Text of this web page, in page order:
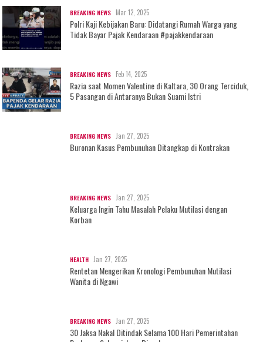
BREAKING NEWS Mar 12, 2025
Polri Kaji Kebijakan Baru: Didatangi Rumah Warga yang
Tidak Bayar Pajak Kendaraan #pajakkendaraan
BREAKING NEWS Feb 14, 2025
Razia saat Momen Valentine di Kaltara, 30 Orang Terciduk,
5 Pasangan di Antaranya Bukan Suami Istri
BREAKING NEWS Jan 27, 2025
Buronan Kasus Pembunuhan Ditangkap di Kontrakan
BREAKING NEWS Jan 27, 2025
Keluarga Ingin Tahu Masalah Pelaku Mutilasi dengan
Korban
HEALTH Jan 27, 2025
Rentetan Mengerikan Kronologi Pembunuhan Mutilasi
Wanita di Ngawi
BREAKING NEWS Jan 27, 2025
30 Jaksa Nakal Ditindak Selama 100 Hari Pemerintahan